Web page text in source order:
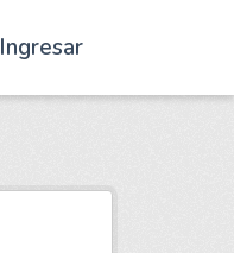
Ingresar